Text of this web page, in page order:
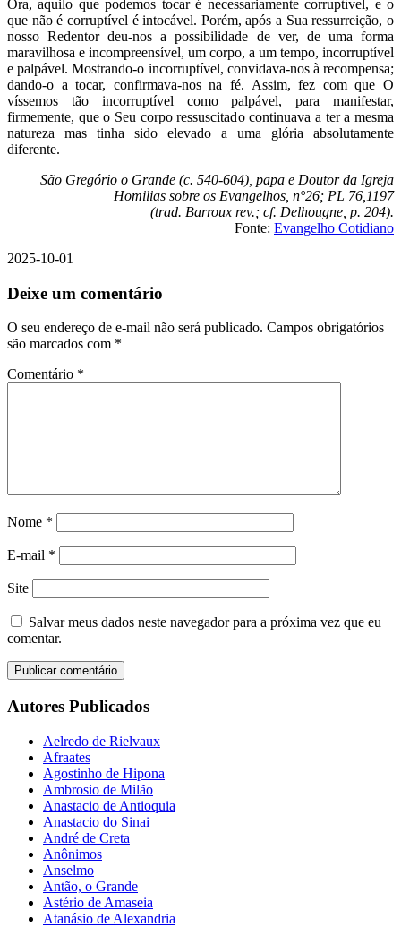
Ora, aquilo que podemos tocar é necessariamente corruptível, e o
que não é corruptível é intocável. Porém, após a Sua ressurreição, o
nosso Redentor deu-nos a possibilidade de ver, de uma forma
maravilhosa e incompreensível, um corpo, a um tempo, incorruptível
e palpável. Mostrando-o incorruptível, convidava-nos à recompensa;
dando-o a tocar, confirmava-nos na fé. Assim, fez com que O
víssemos tão incorruptível como palpável, para manifestar,
firmemente, que o Seu corpo ressuscitado continuava a ter a mesma
natureza mas tinha sido elevado a uma glória absolutamente
diferente.
São Gregório o Grande (c. 540-604), papa e Doutor da Igreja
Homilias sobre os Evangelhos, n°26; PL 76,1197
(trad. Barroux rev.; cf. Delhougne, p. 204).
Fonte: Evangelho Cotidiano
2025-10-01
Deixe um comentário
O seu endereço de e-mail não será publicado. Campos obrigatórios
são marcados com *
Comentário *
Nome *
E-mail *
Site
Salvar meus dados neste navegador para a próxima vez que eu
comentar.
Autores Publicados
Aelredo de Rielvaux
Afraates
Agostinho de Hipona
Ambrosio de Milão
Anastacio de Antioquia
Anastacio do Sinai
André de Creta
Anônimos
Anselmo
Antão, o Grande
Astério de Amaseia
Atanásio de Alexandria